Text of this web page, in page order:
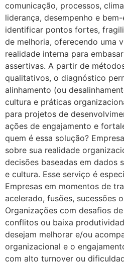
comunicação, processos,
liderança, desempenho e
identificar pontos fortes,
de melhoria, oferecendo uma
realidade interna para
assertivas. A partir de
qualitativos, o diagnóstico
alinhamento (ou
cultura e práticas
para projetos de
ações de engajamento e
quem é essa solução?
sobre sua realidade
decisões baseadas em dados
e cultura. Esse serviço é
Empresas em momentos de
acelerado, fusões, sucessões
Organizações com desafios
conflitos ou baixa
desejam melhorar e/ou
organizacional e o
com alto turnover ou